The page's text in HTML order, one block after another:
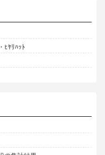
ﾋﾔﾘﾊｯﾄ